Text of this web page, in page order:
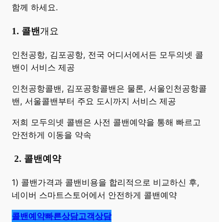
함께 하세요.
​1. 콜밴 개요
​인천공항, 김포공항, 전국 어디서에서든 모두의넷 콜
밴이 서비스 제공
인천공항콜밴, 김포공항콜밴은 물론, 서울인천공항콜
밴, 서울콜밴부터 주요 도시까지 서비스 제공
저희 모두의넷 콜밴은 사전 콜밴예약을 통해 빠르고
안전하게 이동을 약속
2. 콜밴예약
1) 콜밴가격과 콜밴비용을 합리적으로 비교하신 후,
네이버 스마트스토어에서 안전하게 콜밴예약
콜밴예약빠른상담고객상담